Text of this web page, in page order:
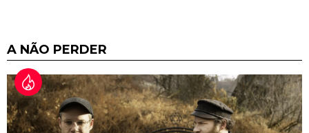
A NÃO PERDER